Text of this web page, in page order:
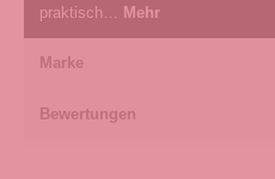
praktisch…
Mehr
Marke
Bewertungen